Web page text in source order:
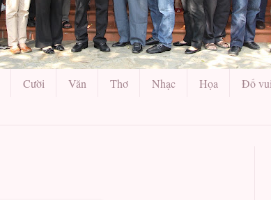
Cười Văn Thơ Nhạc Họa Đố vui